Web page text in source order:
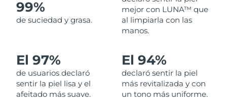
99%
de suciedad y grasa.
mejor con LUNA™ que
al limpiarla con las
manos.
El 97%
de usuarios declaró
sentir la piel lisa y el
afeitado más suave.
El 94%
declaró sentir la piel
más revitalizada y con
un tono más uniforme.
Filipinas Entrega prevista12/8/26
Portugal Entrega prevista 9/8/26
Puerto Rico Entrega prevista11/8/26